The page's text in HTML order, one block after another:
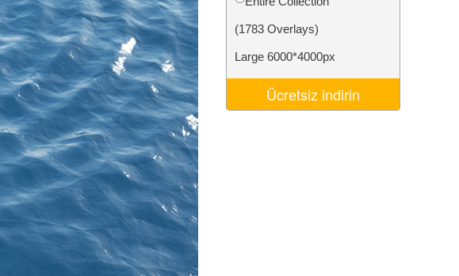
AI Eğitim Verileri Video Editing Services
(1783 Overlays)
Large 6000*4000px
Ücretsiz indirin